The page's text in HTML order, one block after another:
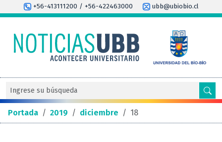
+56-413111200 / +56-422463000 ubb@ubiobio.cl
Portada / 2019 / diciembre / 18